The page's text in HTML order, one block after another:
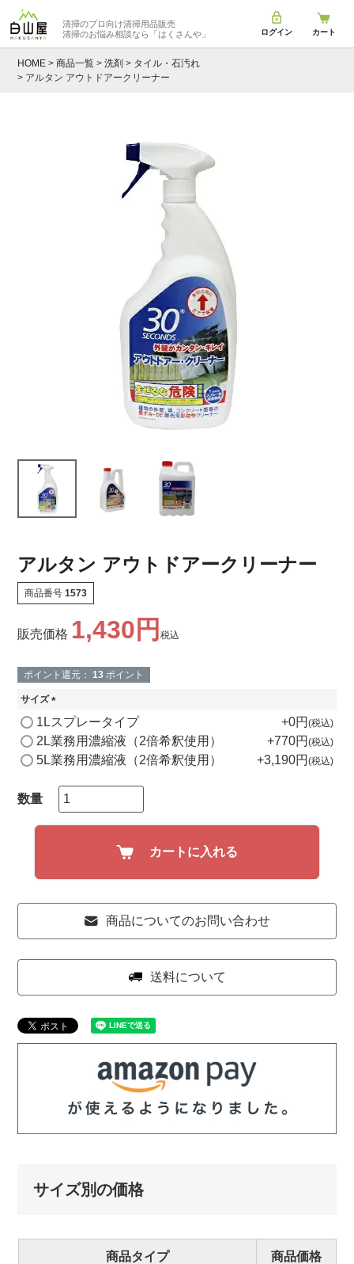
清掃のプロ向け清掃用品販売
清掃のお悩み相談なら 「はくさんや」 ログイン カート
HOME 商品一覧 洗剤
タイル・石汚れ
アルタン アウトドアークリーナー
アルタン アウトドアークリーナー
商品番号 1573
販売価格 1,430 税込
ポイント還元： 13 ポイント
サイズ
(
須
)
1Lスプレータイプ +0 税込
2L業務用濃縮液（2倍希釈使用） +770 税込
5L業務用濃縮液（2倍希釈使用） +3,190 税込
カートに入れる
商品についてのお問い合わせ
送料について
サイズ別の価格
商品タイプ 商品価格